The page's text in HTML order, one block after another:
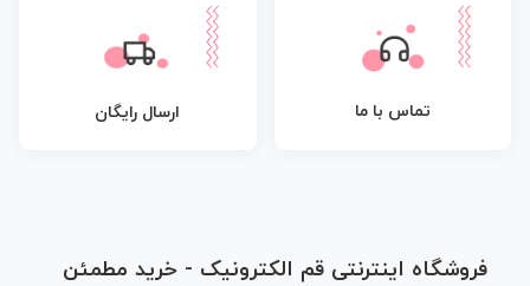
تماس با ما ارسال رایگان
فروشگاه اینترنتی قم الکترونیک - خرید مطمئن